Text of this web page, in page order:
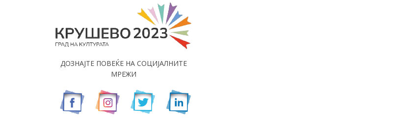
ДОЗНАЈТЕ ПОВЕЌЕ НА СОЦИЈАЛНИТЕ
МРЕЖИ